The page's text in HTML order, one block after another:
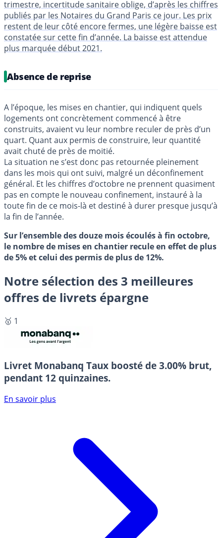
trimestre, incertitude sanitaire oblige, d’après les chiffres
publiés par les Notaires du Grand Paris ce jour. Les prix
restent de leur côté encore fermes, une légère baisse est
constatée sur cette fin d’année. La baisse est attendue
plus marquée début 2021.
Absence de reprise
A l’époque, les mises en chantier, qui indiquent quels
logements ont concrètement commencé à être
construits, avaient vu leur nombre reculer de près d’un
quart. Quant aux permis de construire, leur quantité
avait chuté de près de moitié.
La situation ne s’est donc pas retournée pleinement
dans les mois qui ont suivi, malgré un déconfinement
général. Et les chiffres d’octobre ne prennent quasiment
pas en compte le nouveau confinement, instauré à la
toute fin de ce mois-là et destiné à durer presque jusqu’à
la fin de l’année.
Sur l’ensemble des douze mois écoulés à fin octobre,
le nombre de mises en chantier recule en effet de plus
de 5% et celui des permis de plus de 12%.
Notre sélection des 3 meilleures
offres de livrets épargne
🥇 1
Livret Monabanq Taux boosté de 3.00% brut,
pendant 12 quinzaines.
En savoir plus